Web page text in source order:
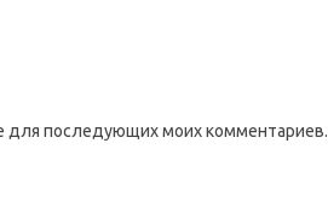
для последующих моих комментариев.